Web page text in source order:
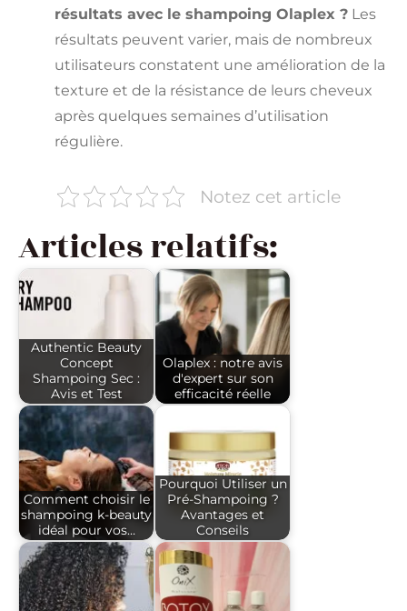
résultats avec le shampoing Olaplex ? Les
résultats peuvent varier, mais de nombreux
utilisateurs constatent une amélioration de la
texture et de la résistance de leurs cheveux
après quelques semaines d’utilisation
régulière.
Notez cet article
Articles relatifs:
Authentic Beauty
Concept
Shampoing Sec :
Avis et Test
Olaplex : notre avis
d'expert sur son
efficacité réelle
Comment choisir le
shampoing k-beauty
idéal pour vos…
Pourquoi Utiliser un
Pré-Shampoing ?
Avantages et
Conseils